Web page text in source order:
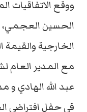
ووقع الاتفاقيات
الحسين العجمي،
الخارجية
في حفل افتراضي